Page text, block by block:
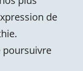
de
poursuivre